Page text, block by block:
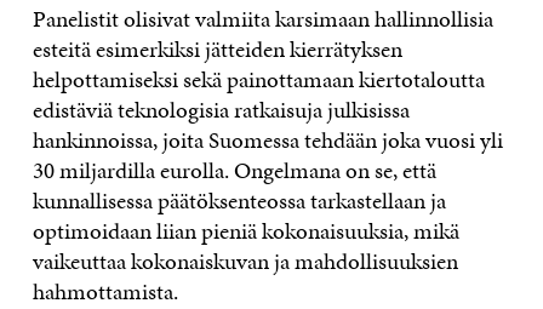
Panelistit olisivat valmiita karsimaan hallinnollisia
esteitä esimerkiksi jätteiden kierrätyksen
helpottamiseksi sekä painottamaan kiertotaloutta
edistäviä teknologisia ratkaisuja julkisissa
hankinnoissa, joita Suomessa tehdään joka vuosi yli
30 miljardilla eurolla. Ongelmana on se, että
kunnallisessa päätöksenteossa tarkastellaan ja
optimoidaan liian pieniä kokonaisuuksia, mikä
vaikeuttaa kokonaiskuvan ja mahdollisuuksien
hahmottamista.